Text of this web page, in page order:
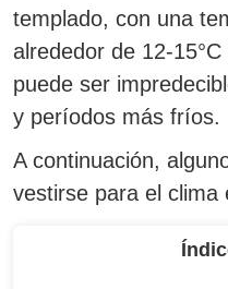
templado, con una
alrededor de 12-
puede ser
y períodos más fríos.
A continuación,
vestirse para el clima